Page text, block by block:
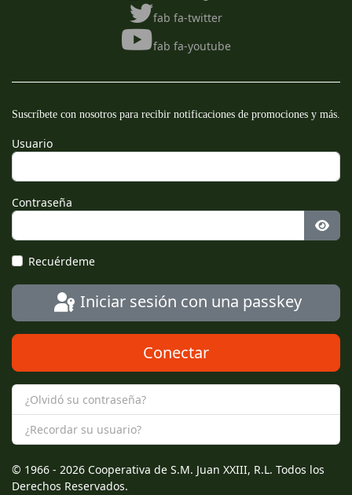
fab fa-twitter
fab fa-youtube
Suscríbete con nosotros para recibir notificaciones de promociones y más.
Usuario
Contraseña
Recuérdeme
Iniciar sesión con una passkey
Conectar
¿Olvidó su contraseña?
¿Recordar su usuario?
© 1966 - 2026 Cooperativa de S.M. Juan XXIII, R.L. Todos los
Derechos Reservados.